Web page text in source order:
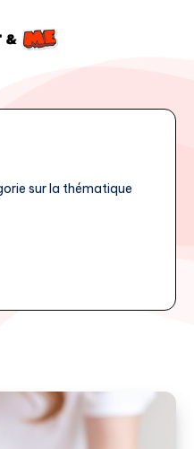
sur la thématique